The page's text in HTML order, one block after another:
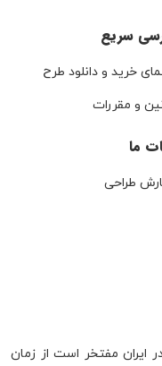
سریع
خرید و دانلود طرح
و مقررات
ما
طراحی
در ایران مفتخر است از زمان